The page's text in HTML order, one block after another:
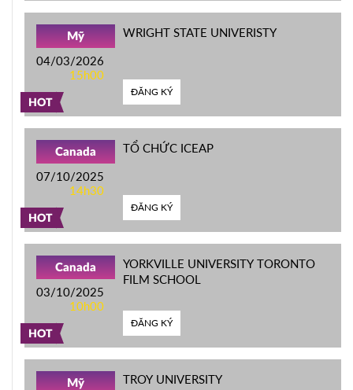
HOT
Mỹ
04/03/2026
15h00
WRIGHT STATE UNIVERISTY
ĐĂNG KÝ
HOT
Canada
07/10/2025
14h30
TỔ CHỨC ICEAP
ĐĂNG KÝ
HOT
Canada
03/10/2025
10h00
YORKVILLE UNIVERSITY TORONTO
FILM SCHOOL
ĐĂNG KÝ
Mỹ TROY UNIVERSITY